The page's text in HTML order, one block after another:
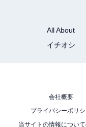
All About
イチオシ
会社概要
プライバシーポリ
当サイトの情報につい